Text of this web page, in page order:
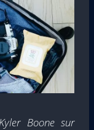
Boone sur